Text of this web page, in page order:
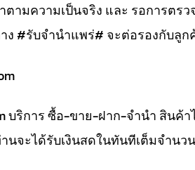
ามความเป็นจริง และ รอการตร
ง #รับจำนำแพร่# จะต่อรองกับลูก
บริการ ซื้อ-ขาย-ฝาก-จำนำ สินค้
นจะได้รับเงินสดในทันทีเต็มจำน